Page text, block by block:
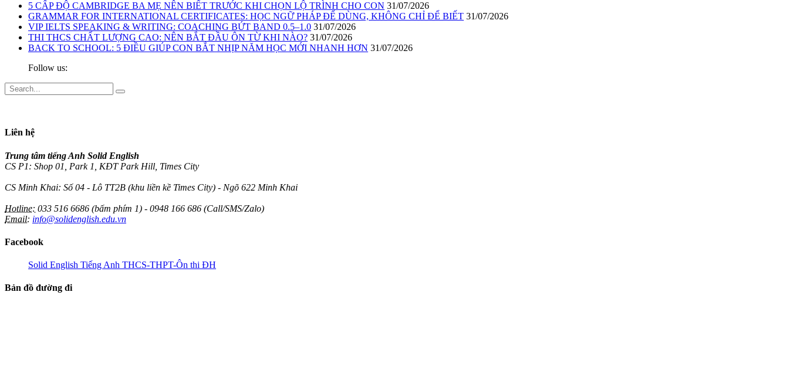
5 CẤP ĐỘ CAMBRIDGE BA MẸ NÊN BIẾT TRƯỚC KHI CHỌN LỘ TRÌNH CHO CON 31/07/2026
GRAMMAR FOR INTERNATIONAL CERTIFICATES: HỌC NGỮ PHÁP ĐỂ DÙNG, KHÔNG CHỈ ĐỂ BIẾT 31/07/2026
VIP IELTS SPEAKING & WRITING: COACHING BỨT BAND 0.5–1.0 31/07/2026
THI THCS CHẤT LƯỢNG CAO: NÊN BẮT ĐẦU ÔN TỪ KHI NÀO? 31/07/2026
BACK TO SCHOOL: 5 ĐIỀU GIÚP CON BẮT NHỊP NĂM HỌC MỚI NHANH HƠN 31/07/2026
Follow us:
Liên hệ
Trung tâm tiếng Anh Solid English
CS P1: Shop 01, Park 1, KĐT Park Hill, Times City
CS Minh Khai: Số 04 - Lô TT2B (khu liền kề Times City) - Ngõ 622 Minh Khai
Hotline: 033 516 6686 (bấm phím 1) - 0948 166 686 (Call/SMS/Zalo)
Email: info@solidenglish.edu.vn
Facebook
Solid English Tiếng Anh THCS-THPT-Ôn thi ĐH
Bản đồ đường đi